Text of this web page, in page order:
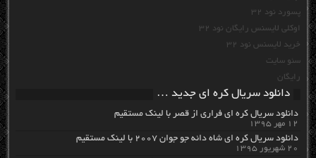
پسورد نود 32
اوکلی لایسنس رایگان نود 32
خرید لایسنس نود 32
سئو سایت
رایگان
دانلود سریال کره ای جدید …
دانلود سریال کره ای فراری از قصر با لینک مستقیم
۱۲ مهر ۱۳۹۵
دانلود سریال کره ای شاه دائه جو جوان ۲۰۰۷ با لینک مستقیم
۲۰ شهریور ۱۳۹۵